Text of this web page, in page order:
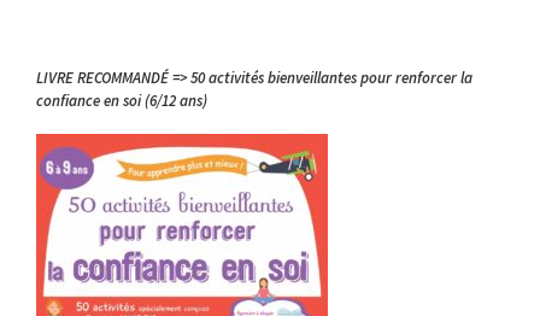
LIVRE RECOMMANDÉ => 50 activités bienveillantes pour renforcer la
confiance en soi (6/12 ans)